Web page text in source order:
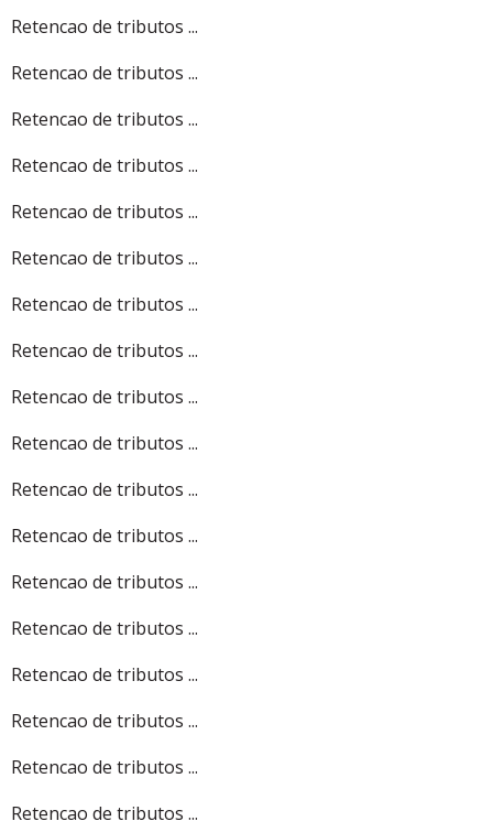
Retencao de tributos ...
Retencao de tributos ...
Retencao de tributos ...
Retencao de tributos ...
Retencao de tributos ...
Retencao de tributos ...
Retencao de tributos ...
Retencao de tributos ...
Retencao de tributos ...
Retencao de tributos ...
Retencao de tributos ...
Retencao de tributos ...
Retencao de tributos ...
Retencao de tributos ...
Retencao de tributos ...
Retencao de tributos ...
Retencao de tributos ...
Retencao de tributos ...